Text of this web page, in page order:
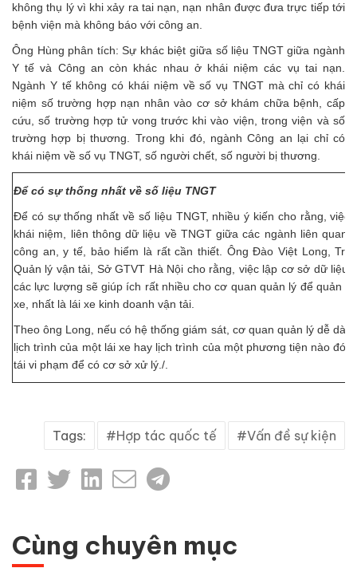
không thụ lý vì khi xảy ra tai nạn, nạn nhân được đưa trực tiếp tới
bệnh viện mà không báo với công an.
Ông Hùng phân tích: Sự khác biệt giữa số liệu TNGT giữa ngành
Y tế và Công an còn khác nhau ở khái niệm các vụ tai nạn.
Ngành Y tế không có khái niệm về số vụ TNGT mà chỉ có khái
niệm số trường hợp nạn nhân vào cơ sở khám chữa bệnh, cấp
cứu, số trường hợp tử vong trước khi vào viện, trong viện và số
trường hợp bị thương. Trong khi đó, ngành Công an lại chỉ có
khái niệm về số vụ TNGT, số người chết, số người bị thương.
Để có sự thống nhất về số liệu TNGT
Để có sự thống nhất về số liệu TNGT, nhiều ý kiến cho rằng, việc
khái niệm, liên thông dữ liệu về TNGT giữa các ngành liên quan,
công an, y tế, bảo hiểm là rất cần thiết. Ông Đào Việt Long,
Quản lý vận tải, Sở GTVT Hà Nội cho rằng, việc lập cơ sở dữ liệu
các lực lượng sẽ giúp ích rất nhiều cho cơ quan quản lý để quản lý
xe, nhất là lái xe kinh doanh vận tải.
Theo ông Long, nếu có hệ thống giám sát, cơ quan quản lý dễ
lịch trình của một lái xe hay lịch trình của một phương tiện nào đó
tái vi phạm để có cơ sở xử lý./.
Tags: Hợp tác quốc tế Vấn đề sự kiện
Cùng chuyên mục